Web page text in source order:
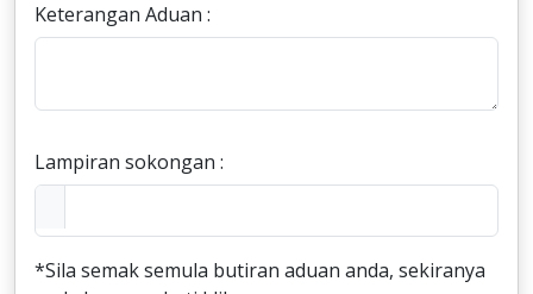
Keterangan Aduan :
Lampiran sokongan :
*Sila semak semula butiran aduan anda, sekiranya